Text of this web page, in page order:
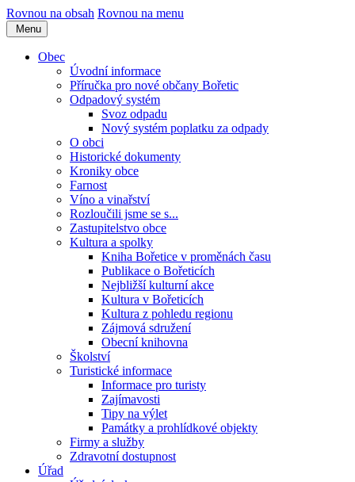
Rovnou na obsah Rovnou na menu
Menu
Obec
Úvodní informace
Příručka pro nové občany Bořetic
Odpadový systém
Svoz odpadu
Nový systém poplatku za odpady
O obci
Historické dokumenty
Kroniky obce
Farnost
Víno a vinařství
Rozloučili jsme se s...
Zastupitelstvo obce
Kultura a spolky
Kniha Bořetice v proměnách času
Publikace o Bořeticích
Nejbližší kulturní akce
Kultura v Bořeticích
Kultura z pohledu regionu
Zájmová sdružení
Obecní knihovna
Školství
Turistické informace
Informace pro turisty
Zajímavosti
Tipy na výlet
Památky a prohlídkové objekty
Firmy a služby
Zdravotní dostupnost
Úřad